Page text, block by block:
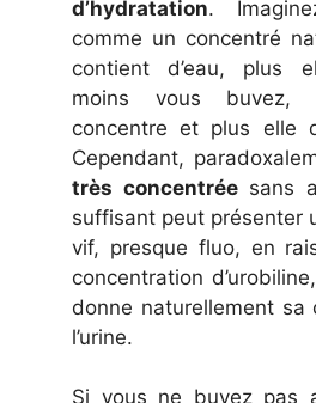
d’hydratation.
comme un concentré
contient d’eau, plus
moins vous
concentre et plus elle
Cependant,
très concentréesans
suffisant peut présenter
vif, presque fluo, en
concentration
donne naturellement sa
l’urine.
Si vous ne buvez pas